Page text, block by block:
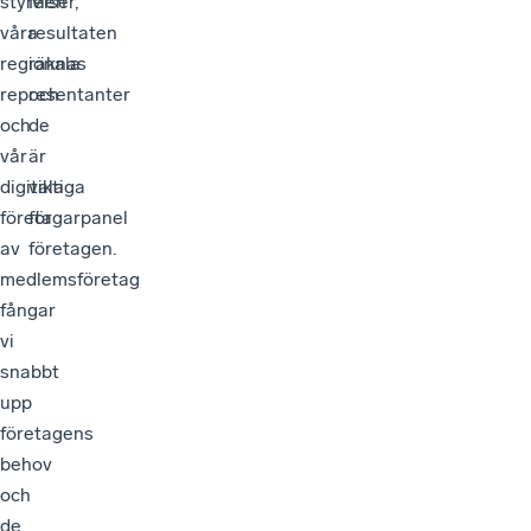
våra
regionala
representanter
och
vår
digitala
företagarpanel
av
medlemsföretag
fångar
vi
snabbt
upp
företagens
behov
och
de
resultaten
räknas
och
de
är
viktiga
för
företagen.